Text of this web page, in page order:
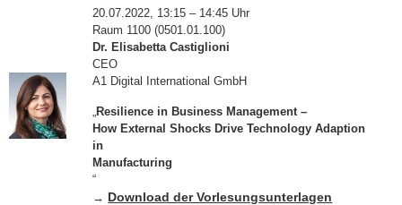
20.07.2022, 13:15 – 14:45 Uhr
Raum 1100 (0501.01.100)
Dr. Elisabetta Castiglioni
CEO
A1 Digital International GmbH
„Resilience in Business Management –
How External Shocks Drive Technology Adaption
in
Manufacturing
“
→ Download der Vorlesungsunterlagen